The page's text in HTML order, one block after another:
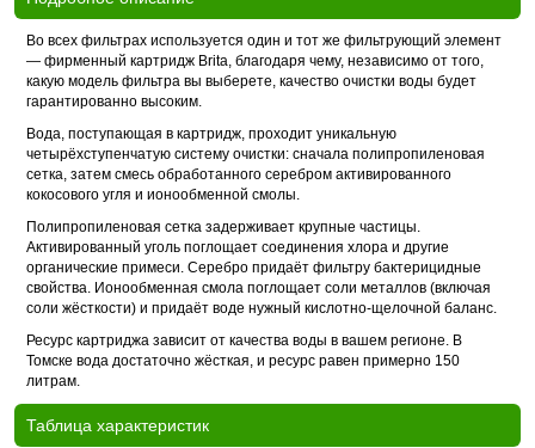
Во всех фильтрах используется один и тот же фильтрующий элемент
— фирменный картридж Brita, благодаря чему, независимо от того,
какую модель фильтра вы выберете, качество очистки воды будет
гарантированно высоким.
Вода, поступающая в картридж, проходит уникальную
четырёхступенчатую систему очистки: сначала полипропиленовая
сетка, затем смесь обработанного серебром активированного
кокосового угля и ионообменной смолы.
Полипропиленовая сетка задерживает крупные частицы.
Активированный уголь поглощает соединения хлора и другие
органические примеси. Серебро придаёт фильтру бактерицидные
свойства. Ионообменная смола поглощает соли металлов (включая
соли жёсткости) и придаёт воде нужный кислотно-щелочной баланс.
Ресурс картриджа зависит от качества воды в вашем регионе. В
Томске вода достаточно жёсткая, и ресурс равен примерно 150
литрам.
Таблица характеристик